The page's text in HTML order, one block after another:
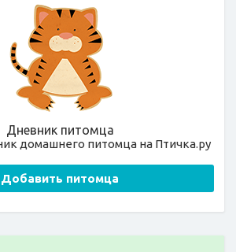
Дневник питомца
домашнего питомца на Птичка.ру
Добавить питомца